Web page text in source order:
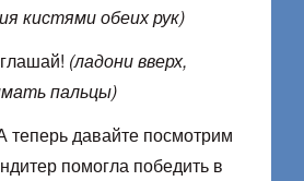
кистями обеих рук)
(ладони вверх,
пальцы)
теперь давайте посмотрим
помогла победить в